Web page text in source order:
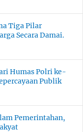
Tiga Pilar
Secara Damai.
Humas Polri ke-
Publik
Pemerintahan,